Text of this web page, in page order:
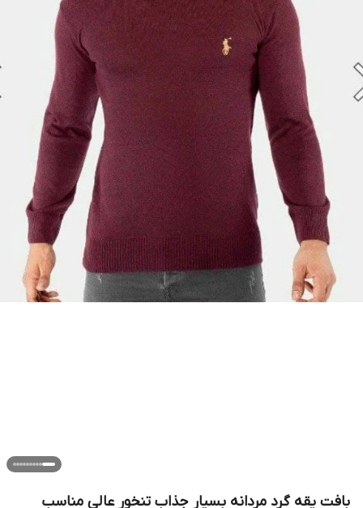
بافت یقه گرد مردانه بسیار جذاب تنخور عالی مناسب